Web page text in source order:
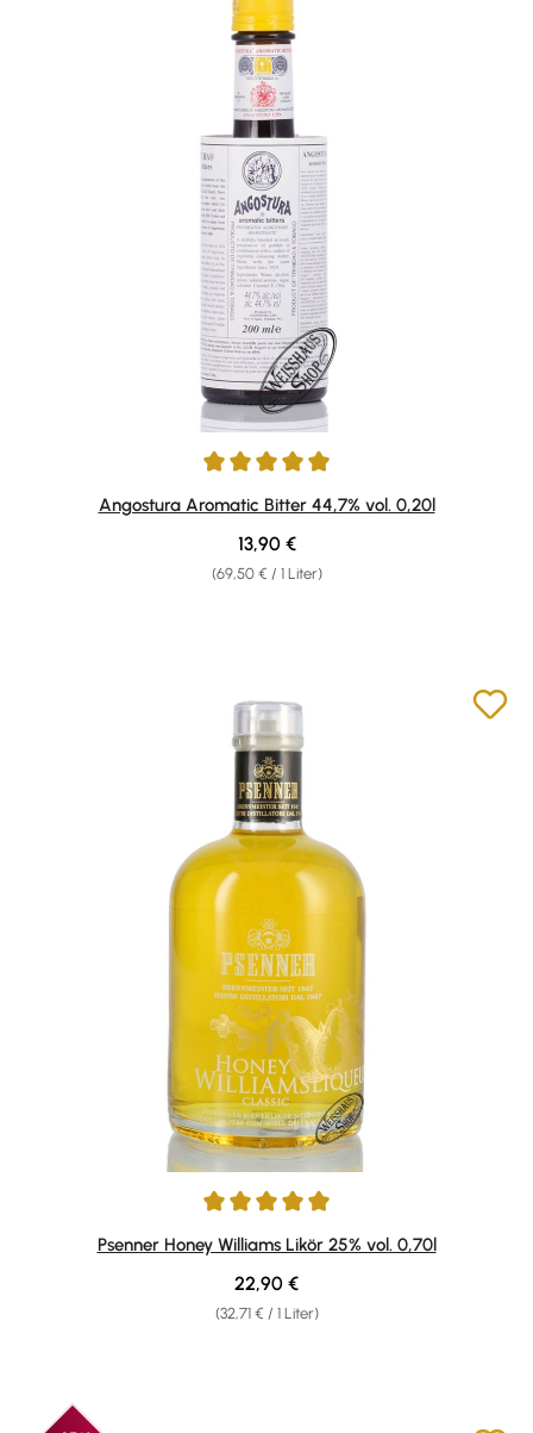
Durchschnittliche Bewertung von 4.94 von 5 Sternen
Angostura Aromatic Bitter 44,7% vol. 0,20l
(69,50 € / 1 Liter)
Regulärer Preis:
13,90 €
Durchschnittliche Bewertung von 4.94 von 5 Sternen
Psenner Honey Williams Likör 25% vol. 0,70l
(32,71 € / 1 Liter)
Regulärer Preis:
22,90 €